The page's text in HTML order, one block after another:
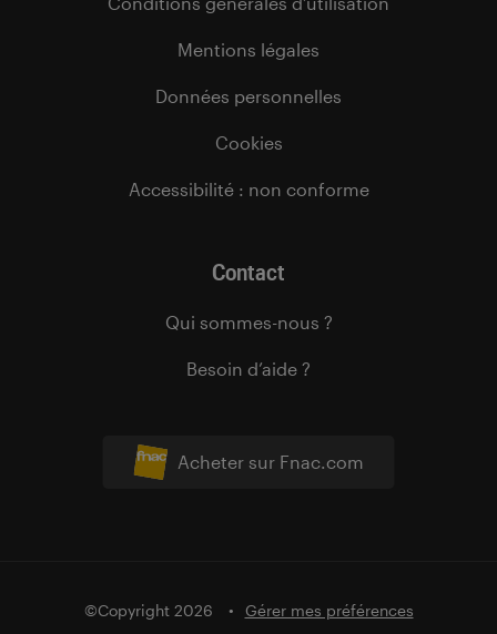
Acheter sur Fnac.com
Mentions légales
Données personnelles
Cookies
Accessibilité : non conforme
Contact
Qui sommes-nous ?
Besoin d’aide ?
©Copyright 2026 Gérer mes préférences